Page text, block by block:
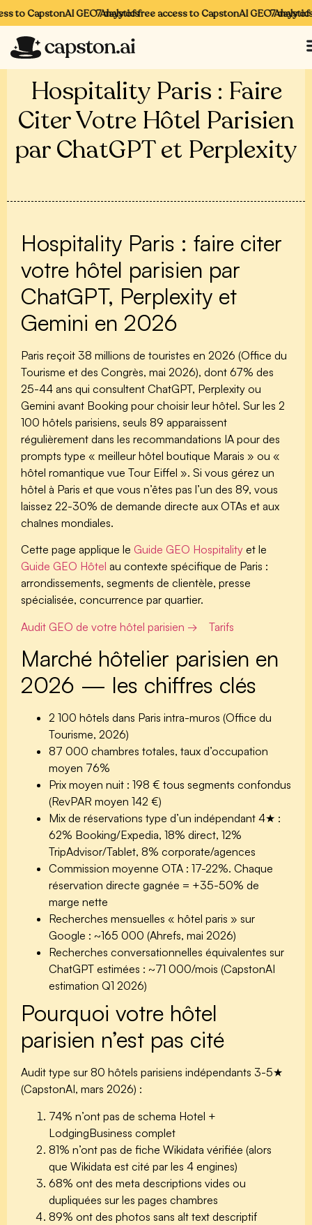
to CapstonAI GEO Analytics7 days of free access to CapstonAI GEO Analytics
7 days of
Hospitality Paris : Faire
Citer Votre Hôtel Parisien
par ChatGPT et Perplexity
Hospitality Paris : faire citer
votre hôtel parisien par
ChatGPT, Perplexity et
Gemini en 2026
Paris reçoit 38 millions de touristes en 2026 (Office du
Tourisme et des Congrès, mai 2026), dont 67% des
25-44 ans qui consultent ChatGPT, Perplexity ou
Gemini avant Booking pour choisir leur hôtel. Sur les 2
100 hôtels parisiens, seuls 89 apparaissent
régulièrement dans les recommandations IA pour des
prompts type « meilleur hôtel boutique Marais » ou «
hôtel romantique vue Tour Eiffel ». Si vous gérez un
hôtel à Paris et que vous n’êtes pas l’un des 89, vous
laissez 22-30% de demande directe aux OTAs et aux
chaînes mondiales.
Cette page applique le Guide GEO Hospitality et le
Guide GEO Hôtel au contexte spécifique de Paris :
arrondissements, segments de clientèle, presse
spécialisée, concurrence par quartier.
Audit GEO de votre hôtel parisien →
Tarifs
Marché hôtelier parisien en
2026 — les chiffres clés
2 100 hôtels dans Paris intra-muros (Office du
Tourisme, 2026)
87 000 chambres totales, taux d’occupation
moyen 76%
Prix moyen nuit : 198 € tous segments confondus
(RevPAR moyen 142 €)
Mix de réservations type d’un indépendant 4★ :
62% Booking/Expedia, 18% direct, 12%
TripAdvisor/Tablet, 8% corporate/agences
Commission moyenne OTA : 17-22%. Chaque
réservation directe gagnée = +35-50% de
marge nette
Recherches mensuelles « hôtel paris » sur
Google : ~165 000 (Ahrefs, mai 2026)
Recherches conversationnelles équivalentes sur
ChatGPT estimées : ~71 000/mois (CapstonAI
estimation Q1 2026)
Pourquoi votre hôtel
parisien n’est pas cité
Audit type sur 80 hôtels parisiens indépendants 3-5★
(CapstonAI, mars 2026) :
74% n’ont pas de schema Hotel +
LodgingBusiness complet
81% n’ont pas de fiche Wikidata vérifiée (alors
que Wikidata est cité par les 4 engines)
68% ont des meta descriptions vides ou
dupliquées sur les pages chambres
89% ont des photos sans alt text descriptif